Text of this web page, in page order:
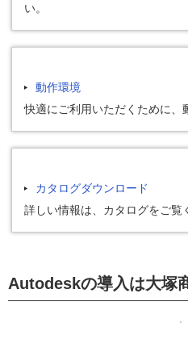
い。
動作環境
快適にご利用いただくために、
カタログダウンロード
詳しい情報は、カタログをご覧
Autodeskの導入は大塚